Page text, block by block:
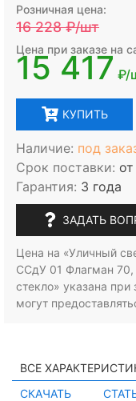
Розничная цена:
16 228₽/шт
Цена при заказе на
15 417 ₽/
КУПИТЬ
Наличие: под
Срок поставки:
Гарантия: 3 года
ЗАДАТЬ
Цена на «Уличный
ССдУ 01 Флагман 70,
стекло» указана при
могут
ВСЕ
СКАЧАТЬ